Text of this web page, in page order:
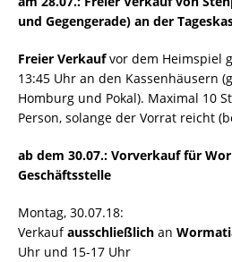
und Gegengerade) an der
Freier Verkaufvor dem Heimspiel
13:45 Uhr an den Kassenhäusern
Homburg und Pokal). Maximal 10
Person, solange der Vorrat reicht
ab dem 30.07.: Vorverkauf für
Geschäftsstelle
Montag, 30.07.18:
Verkaufausschließlich an
Uhr und 15-17 Uhr